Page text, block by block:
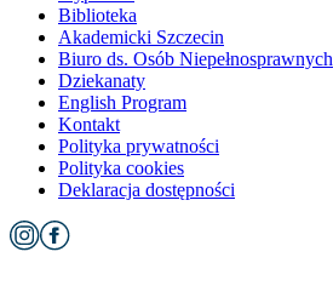
Biblioteka
Akademicki Szczecin
Biuro ds. Osób Niepełnosprawnych
Dziekanaty
English Program
Kontakt
Polityka prywatności
Polityka cookies
Deklaracja dostępności